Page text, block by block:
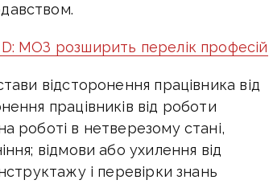
МОЗ розширить перелік професій
відсторонення працівника від
працівників від роботи
роботі в нетверезому стані,
відмови або ухилення від
і перевірки знань